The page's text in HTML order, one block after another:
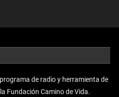
de radio y herramienta de
Fundación Camino de Vida.